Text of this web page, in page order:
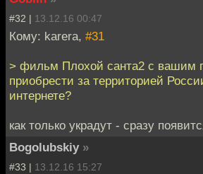
#32 | 13.12.16 00:47
Кому: karera, #31
> фильм Плохой санта2 с вашим
приобрести за территорией
интернете?
как только украдут - сразу
Bogolubskiy »
#33 | 13.12.16 15:27